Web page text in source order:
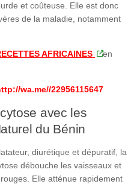
et coûteuse. Elle est donc
de la maladie, notamment
AFRICAINES
en
wa.me//22956115647
avec les
du Bénin
diurétique et dépuratif, la
débouche les vaisseaux et
Elle atténue rapidement